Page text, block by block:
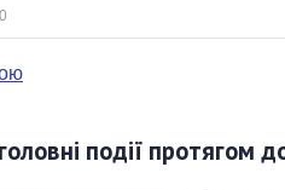
події протягом